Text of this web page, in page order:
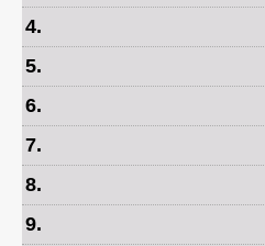
4.
5.
6.
7.
8.
9.